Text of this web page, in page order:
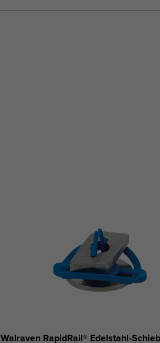
Walraven RapidRail® Edelstahl-